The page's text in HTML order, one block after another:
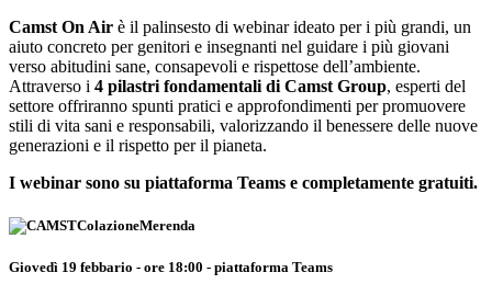
Camst On Air è il palinsesto di webinar ideato per i più grandi, un
aiuto concreto per genitori e insegnanti nel guidare i più giovani
verso abitudini sane, consapevoli e rispettose dell’ambiente.
Attraverso i 4 pilastri fondamentali di Camst Group, esperti del
settore offriranno spunti pratici e approfondimenti per promuovere
stili di vita sani e responsabili, valorizzando il benessere delle nuove
generazioni e il rispetto per il pianeta.
I webinar sono su piattaforma Teams e completamente gratuiti.
Giovedì 19 febbario - ore 18:00 - piattaforma Teams